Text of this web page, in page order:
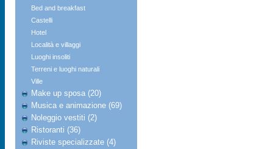
Bed and breakfast
Castelli
Hotel
Località e villaggi
Luoghi insoliti
Terreni e luoghi naturali
Ville
Make up sposa (20)
Musica e animazione (69)
Noleggio vestiti (2)
Ristoranti (36)
Riviste specializzate (4)